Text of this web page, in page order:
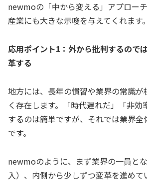
newmoの「中から変える」アプロー
産業にも大きな示唆を与えてくれます。
応用ポイント1：外から批判するので
革する
地方には、長年の慣習や業界の常識が
く存在します。「時代遅れだ」「非効
するのは簡単ですが、それでは業界
です。
newmoのように、まず業界の一員と
入）、内側から少しずつ変革を進め